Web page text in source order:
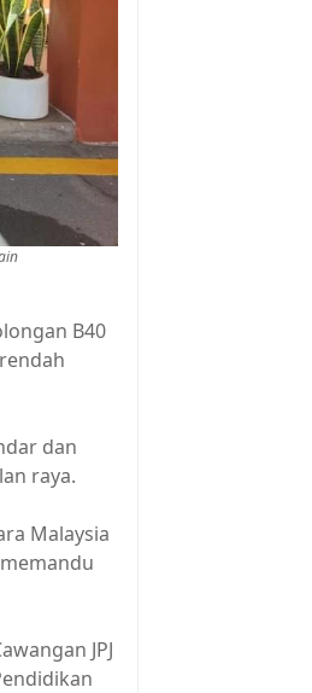
B40
dan
raya.
Malaysia
JPJ